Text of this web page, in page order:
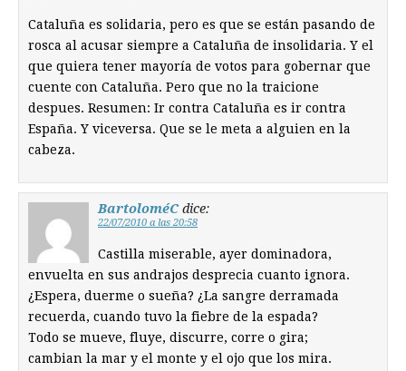
Cataluña es solidaria, pero es que se están pasando de
rosca al acusar siempre a Cataluña de insolidaria. Y el
que quiera tener mayoría de votos para gobernar que
cuente con Cataluña. Pero que no la traicione
despues. Resumen: Ir contra Cataluña es ir contra
España. Y viceversa. Que se le meta a alguien en la
cabeza.
BartoloméC dice:
22/07/2010 a las 20:58
Castilla miserable, ayer dominadora,
envuelta en sus andrajos desprecia cuanto ignora.
¿Espera, duerme o sueña? ¿La sangre derramada
recuerda, cuando tuvo la fiebre de la espada?
Todo se mueve, fluye, discurre, corre o gira;
cambian la mar y el monte y el ojo que los mira.